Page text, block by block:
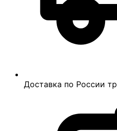
Доставка по России